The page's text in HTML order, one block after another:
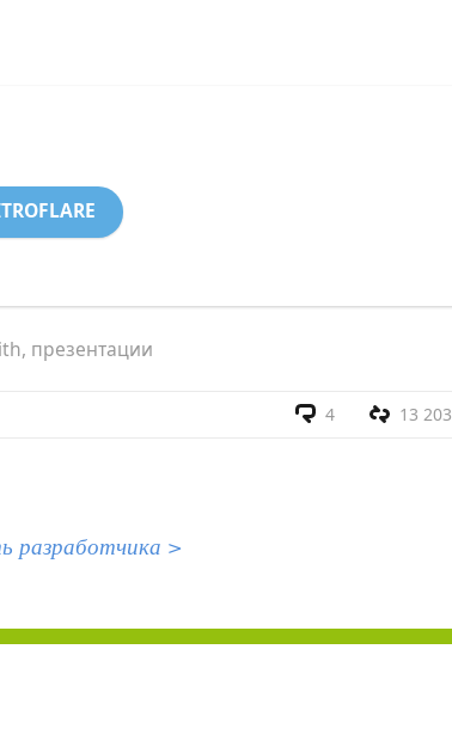
, презентации
4 13 203
разработчика >